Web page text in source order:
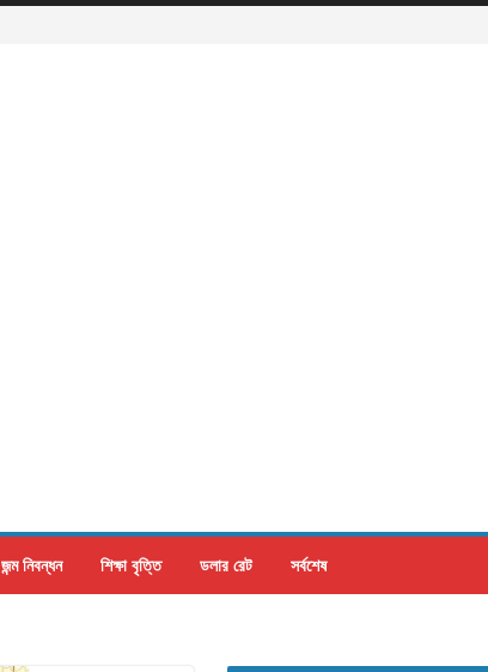
জন্ম নিবন্ধন শিক্ষা বৃত্তি ডলার রেট সর্বশেষ